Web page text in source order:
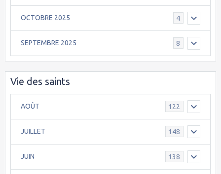
OCTOBRE 2025 4
SEPTEMBRE 2025 8
Vie des saints
AOÛT 122
JUILLET 148
JUIN 138